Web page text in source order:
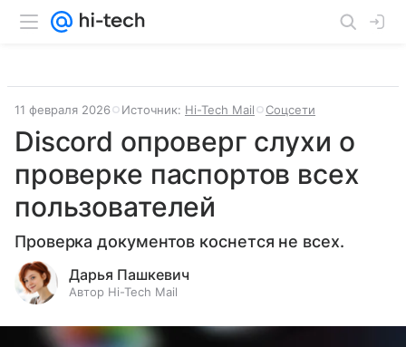
11 февраля 2026 Источник: Hi-Tech Mail Соцсети
Discord опроверг слухи о
проверке паспортов всех
пользователей
Проверка документов коснется не всех.
Дарья Пашкевич
Автор Hi-Tech Mail